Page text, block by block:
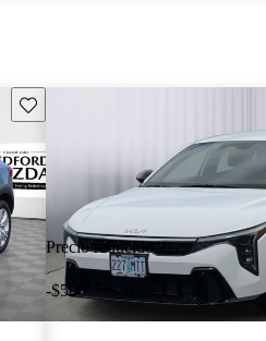
Guarda este Aviso
Precio reducido
-$500